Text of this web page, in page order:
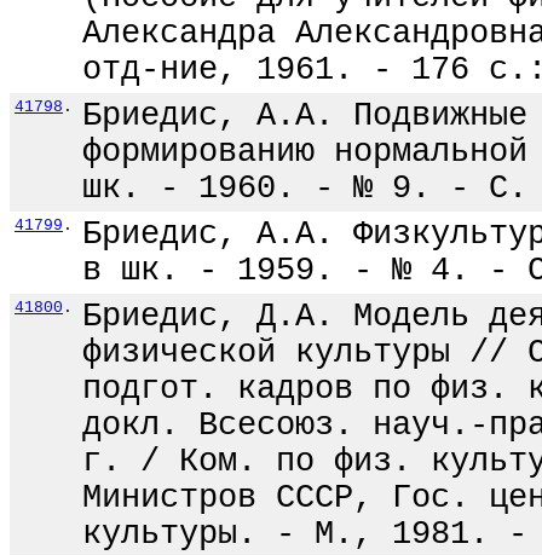
Александра
отд-ние, 1961. - 176
41798 .
Бриедис, А.А. Подвижные
формированию
шк. - 1960. - № 9. - С.
41799 .
Бриедис, А.А.
в шк. - 1959. - № 4. -
41800 .
Бриедис, Д.А. Модель
физической культуры //
подгот. кадров по физ.
докл. Всесоюз. науч.-
г. / Ком. по физ.
Министров СССР, Гос.
культуры. - М., 1981.